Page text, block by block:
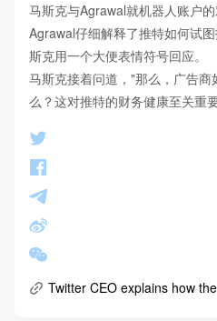
马斯克与Agrawal就机器人账户
Agrawal仔细解释了推特如何试
斯克用一个大便表情符号回应。
马斯克接着问道，"那么，广告
么？这对推特的财务健康至关重
Twitter CEO explains how